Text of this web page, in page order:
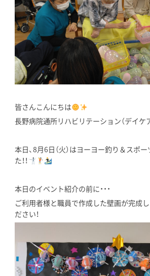
皆さんこんにちは
長野病院通所リハビリテーション（デイケ
本日、8月6日（火）はヨーヨー釣り＆スポ
た！！
本日のイベント紹介の前に・・・
ご利用者様と職員で作成した壁画が完成
ださい！